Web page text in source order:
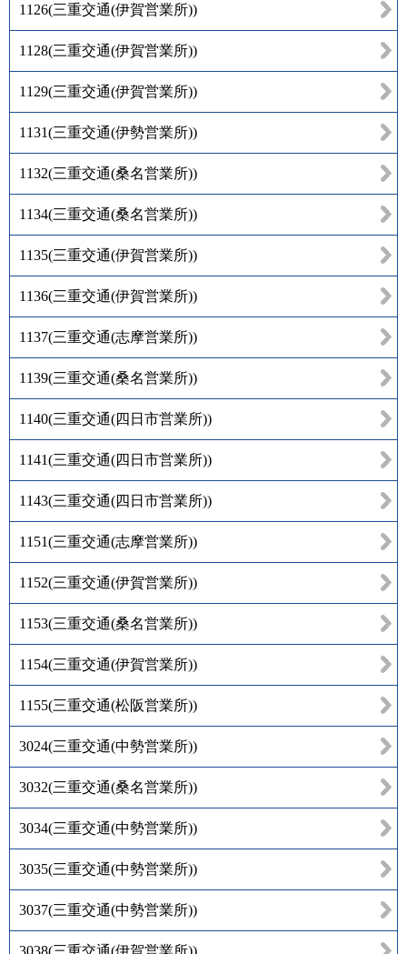
1126(三重交通(伊賀営業所))
1128(三重交通(伊賀営業所))
1129(三重交通(伊賀営業所))
1131(三重交通(伊勢営業所))
1132(三重交通(桑名営業所))
1134(三重交通(桑名営業所))
1135(三重交通(伊賀営業所))
1136(三重交通(伊賀営業所))
1137(三重交通(志摩営業所))
1139(三重交通(桑名営業所))
1140(三重交通(四日市営業所))
1141(三重交通(四日市営業所))
1143(三重交通(四日市営業所))
1151(三重交通(志摩営業所))
1152(三重交通(伊賀営業所))
1153(三重交通(桑名営業所))
1154(三重交通(伊賀営業所))
1155(三重交通(松阪営業所))
3024(三重交通(中勢営業所))
3032(三重交通(桑名営業所))
3034(三重交通(中勢営業所))
3035(三重交通(中勢営業所))
3037(三重交通(中勢営業所))
3038(三重交通(伊賀営業所))